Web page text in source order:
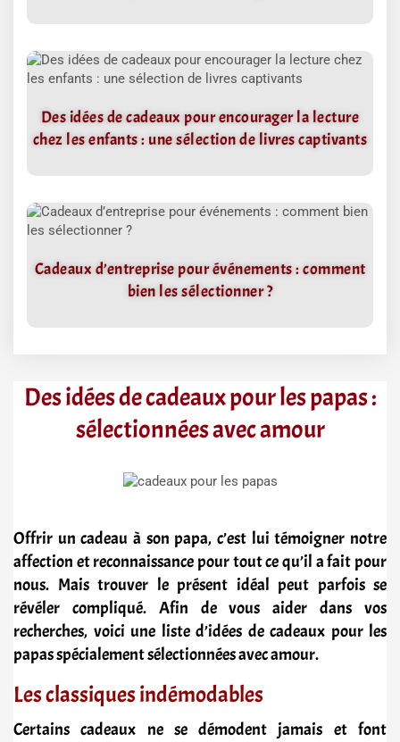
Des idées de cadeaux pour encourager la lecture
chez les enfants : une sélection de livres captivants
Cadeaux d’entreprise pour événements : comment
bien les sélectionner ?
Des idées de cadeaux pour les papas :
sélectionnées avec amour
Offrir un cadeau à son papa, c’est lui témoigner notre
affection et reconnaissance pour tout ce qu’il a fait pour
nous. Mais trouver le présent idéal peut parfois se
révéler compliqué. Afin de vous aider dans vos
recherches, voici une liste d’idées de cadeaux pour les
papas spécialement sélectionnées avec amour.
Les classiques indémodables
Certains cadeaux ne se démodent jamais et font